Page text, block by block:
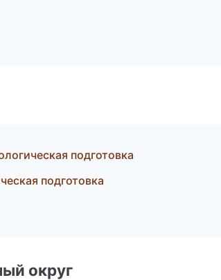
подготовка
подготовка
округ